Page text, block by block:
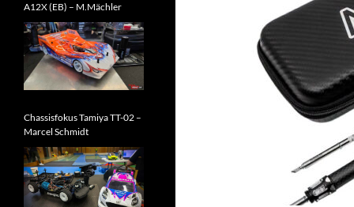
A12X (EB) – M.Mächler
Chassisfokus Tamiya TT-02 –
Marcel Schmidt